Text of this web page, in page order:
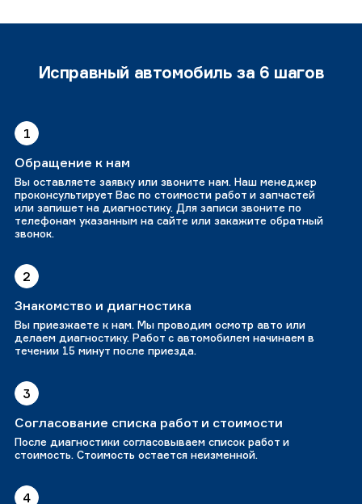
Исправный автомобиль за 6 шагов
1
Обращение к нам
Вы оставляете заявку или звоните нам. Наш менеджер
проконсультирует Вас по стоимости работ и запчастей
или запишет на диагностику. Для записи звоните по
телефонам указанным на сайте или закажите обратный
звонок.
2
Знакомство и диагностика
Вы приезжаете к нам. Мы проводим осмотр авто или
делаем диагностику. Работ с автомобилем начинаем в
течении 15 минут после приезда.
3
Согласование списка работ и стоимости
После диагностики согласовываем список работ и
стоимость. Стоимость остается неизменной.
4